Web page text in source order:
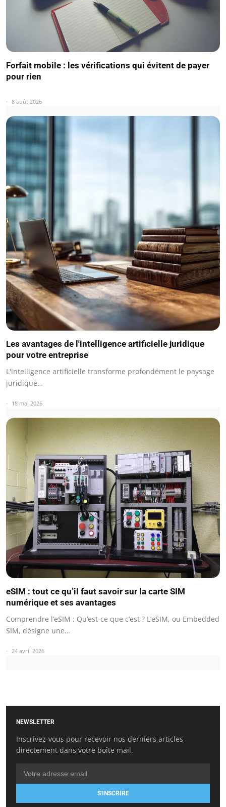
Forfait mobile : les vérifications qui évitent de payer
pour rien
8 août 2026
Les avantages de l'intelligence artificielle juridique
pour votre entreprise
L'intelligence artificielle transforme profondément le paysage
juridique…
18 mai 2026
eSIM : tout ce qu’il faut savoir sur la carte SIM
numérique et ses avantages
Comprendre l’eSIM : Qu’est-ce que c’est ? L’eSIM, ou Embedded
SIM, désigne une…
24 avril 2026
NEWSLETTER
Inscrivez-vous pour recevoir nos derniers articles
directement dans votre boîte mail.
S'INSCRIRE